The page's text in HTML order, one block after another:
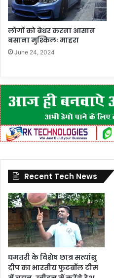
लोगों को बेधर करना आसान
बसाना मुश्किलः माहरा
June 24, 2024
Recent Tech News
धमतरी के विशेष छात्र सत्यांशु
दीप का भारतीय फुटबॉल टीम